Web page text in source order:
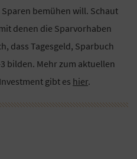
bemühen will. Schaut
denen die Sparvorhaben
dass Tagesgeld, Sparbuch
bilden. Mehr zum aktuellen
gibt es hier.